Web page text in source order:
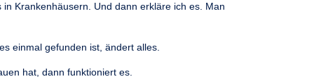
Krankenhäusern. Und dann erkläre ich es. Man
einmal gefunden ist, ändert alles.
hat, dann funktioniert es.